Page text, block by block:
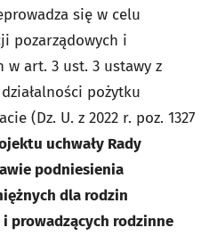
się w celu
pozarządowych i
art. 3 ust. 3 ustawy z
pożytku
(Dz. U. z 2022 r. poz. 1327
uchwały Rady
podniesienia
dla rodzin
prowadzących rodzinne